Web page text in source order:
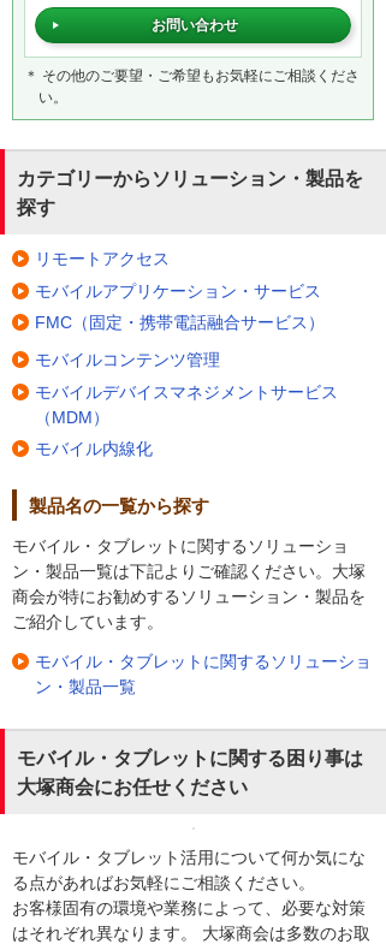
お問い合わせ
＊ その他のご要望・ご希望もお気軽にご相談くださ
い。
カテゴリーからソリューション・製品を
探す
リモートアクセス
モバイルアプリケーション・サービス
FMC（固定・携帯電話融合サービス）
モバイルコンテンツ管理
モバイルデバイスマネジメントサービス
（MDM）
モバイル内線化
製品名の一覧から探す
モバイル・タブレットに関するソリューショ
ン・製品一覧は下記よりご確認ください。大塚
商会が特にお勧めするソリューション・製品を
ご紹介しています。
モバイル・タブレットに関するソリューショ
ン・製品一覧
モバイル・タブレットに関する困り事は
大塚商会にお任せください
モバイル・タブレット活用について何か気にな
る点があればお気軽にご相談ください。
お客様固有の環境や業務によって、必要な対策
はそれぞれ異なります。 大塚商会は多数のお取